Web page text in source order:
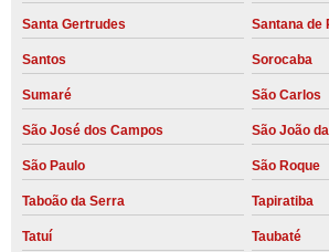
Santa Gertrudes Santana de
Santos Sorocaba
Sumaré São Carlos
São José dos Campos São João
São Paulo São Roque
Taboão da Serra Tapiratiba
Tatuí Taubaté